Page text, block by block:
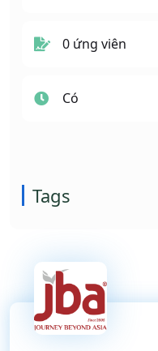
0 ứng viên
Có
Tags